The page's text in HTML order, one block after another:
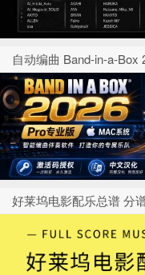
自动编曲 Band-in-a-Box
好莱坞电影配乐总谱 分